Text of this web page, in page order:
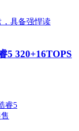
5 320+16TOPS